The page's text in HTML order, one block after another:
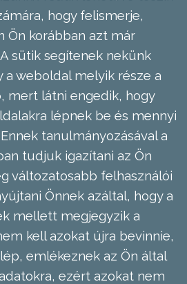
hogy felismerje,
Ön korábban azt már
sütik segítenek nekünk
a weboldal melyik része a
mert látni engedik, hogy
lépnek be és mennyi
tanulmányozásával a
tudjuk igazítani az Ön
változatosabb felhasználói
Önnek azáltal, hogy a
mellett megjegyzik a
kell azokat újra bevinnie,
emlékeznek az Ön által
ezért azokat nem